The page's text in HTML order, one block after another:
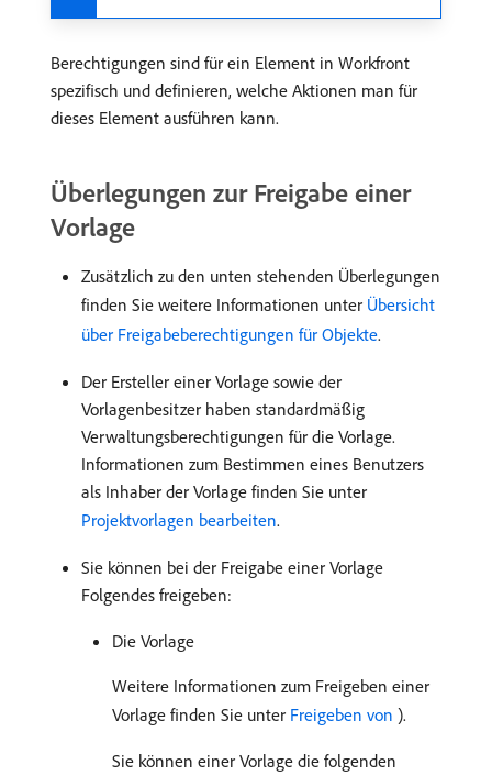
Berechtigungen sind für ein Element in Workfront
spezifisch und definieren, welche Aktionen man für
dieses Element ausführen kann.
Überlegungen zur Freigabe einer
Vorlage
Zusätzlich zu den unten stehenden Überlegungen
finden Sie weitere Informationen unter Übersicht
über Freigabeberechtigungen für Objekte.
Der Ersteller einer Vorlage sowie der
Vorlagenbesitzer haben standardmäßig
Verwaltungsberechtigungen für die Vorlage.
Informationen zum Bestimmen eines Benutzers
als Inhaber der Vorlage finden Sie unter
Projektvorlagen bearbeiten.
Sie können bei der Freigabe einer Vorlage
Folgendes freigeben:
Die Vorlage
Weitere Informationen zum Freigeben einer
Vorlage finden Sie unter Freigeben von ​ ).
Sie können einer Vorlage die folgenden